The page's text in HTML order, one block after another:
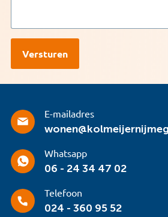
E-mailadres
Whatsapp
06 - 24 34 47 02
Telefoon
024 - 360 95 52